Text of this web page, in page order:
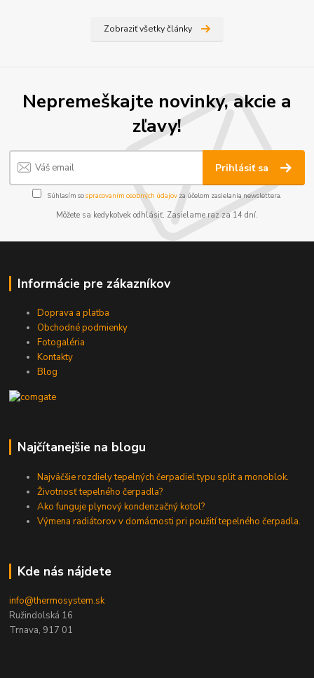
Zobraziť všetky články
Nepremeškajte novinky, akcie a
zľavy!
Prihlásiť sa
Súhlasím sospracovaním osobných údajov za účelom zasielania newslettera.
Môžete sa kedykoľvek odhlásiť. Zasielame raz za 14 dní.
Informácie pre zákazníkov
Doprava a platba
Obchodné podmienky
Fotogaléria
Kontakty
Blog
Najčítanejšie na blogu
Najväčšie rozdiely tepelných čerpadiel typu split a monoblok.
Životnosť tepelného čerpadla?
Ako funguje plynový kondenzačný kotol?
Výmena radiátorov v domácnosti pri použití tepelného čerpadla.
Kde nás nájdete
info@thermosystem.sk
Ružindolská 16
Trnava, 917 01